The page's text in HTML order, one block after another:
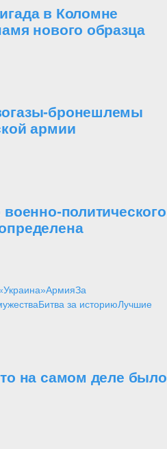
в Коломне
нового образца
бронешлемы
армии
военно-политического
АрмияЗа
Битва за историюЛучшие
на самом деле было